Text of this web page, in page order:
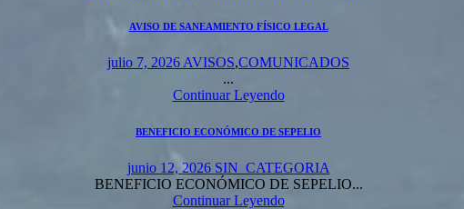
AVISO DE SANEAMIENTO FÍSICO LEGAL
julio 7, 2026 AVISOS,COMUNICADOS
...
Continuar Leyendo
BENEFICIO ECONÓMICO DE SEPELIO
junio 12, 2026 SIN_CATEGORIA
BENEFICIO ECONÓMICO DE SEPELIO...
Continuar Leyendo